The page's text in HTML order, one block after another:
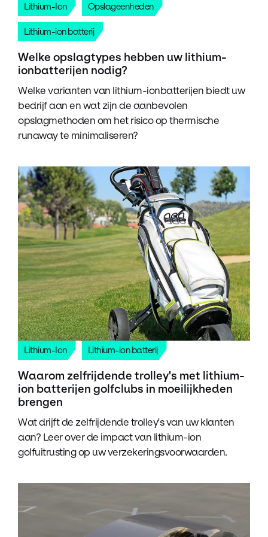
Lithium-Ion Opslageenheden
Lithium-ion batterij
Welke opslagtypes hebben uw lithium-
ionbatterijen nodig?
Welke varianten van lithium-ionbatterijen biedt uw
bedrijf aan en wat zijn de aanbevolen
opslagmethoden om het risico op thermische
runaway te minimaliseren?
Lithium-Ion Lithium-ion batterij
Waarom zelfrijdende trolley's met lithium-
ion batterijen golfclubs in moeilijkheden
brengen
Wat drijft de zelfrijdende trolley's van uw klanten
aan? Leer over de impact van lithium-ion
golfuitrusting op uw verzekeringsvoorwaarden.